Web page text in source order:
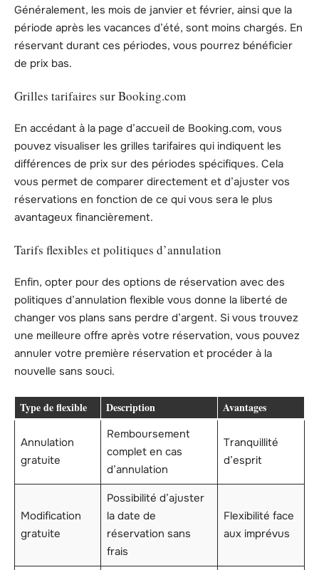
Généralement, les mois de janvier et février, ainsi que la
période après les vacances d’été, sont moins chargés. En
réservant durant ces périodes, vous pourrez bénéficier
de prix bas.
Grilles tarifaires sur Booking.com
En accédant à la page d’accueil de Booking.com, vous
pouvez visualiser les grilles tarifaires qui indiquent les
différences de prix sur des périodes spécifiques. Cela
vous permet de comparer directement et d’ajuster vos
réservations en fonction de ce qui vous sera le plus
avantageux financièrement.
Tarifs flexibles et politiques d’annulation
Enfin, opter pour des options de réservation avec des
politiques d’annulation flexible vous donne la liberté de
changer vos plans sans perdre d’argent. Si vous trouvez
une meilleure offre après votre réservation, vous pouvez
annuler votre première réservation et procéder à la
nouvelle sans souci.
Type de flexible Description Avantages
Annulation
gratuite
Remboursement
complet en cas
d’annulation
Tranquillité
d’esprit
Modification
gratuite
Possibilité d’ajuster
la date de
réservation sans
frais
Flexibilité face
aux imprévus